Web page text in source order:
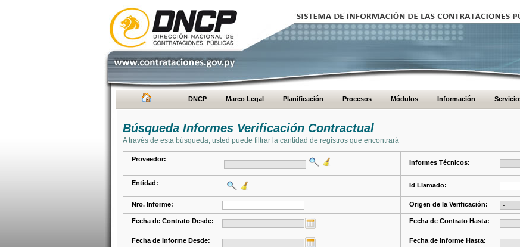
DNCP Marco Legal Planificación Procesos Módulos Información
Búsqueda Informes Verificación Contractual
A través de esta búsqueda, usted puede filtrar la cantidad de registros que encontrará
Proveedor: Informes Técnicos:
Entidad: Id Llamado:
Nro. Informe: Origen de la Verificación:
Fecha de Contrato Desde: Fecha de Contrato Hasta:
Fecha de Informe Desde: Fecha de Informe Hasta: